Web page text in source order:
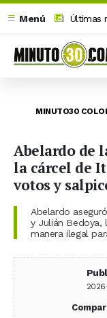
Menú
Últimas
MINUTO30
Abelardo de
la cárcel de
votos y
Abelardo
y Julián Bedoya,
manera ilegal